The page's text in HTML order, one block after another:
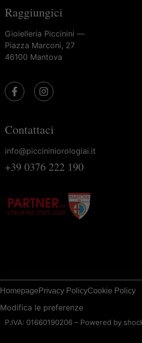
Raggiungici
Gioielleria Piccinini —
Piazza Marconi, 27
46100 Mantova
Contattaci
info@piccininiorologiai.it
+39 0376 222 190
Homepage Privacy PolicyCookie Policy
Modifica le preferenze
P.IVA: 01660190206 – Powered by